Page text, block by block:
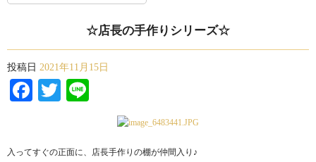
☆店長の手作りシリーズ☆
投稿日 2021年11月15日
Facebook
Twitter
入ってすぐの正面に、店長手作りの棚が仲間入り♪